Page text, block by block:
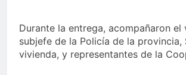
Durante la entrega, acompañaron
subjefe de la Policía de la
vivienda, y representantes de la